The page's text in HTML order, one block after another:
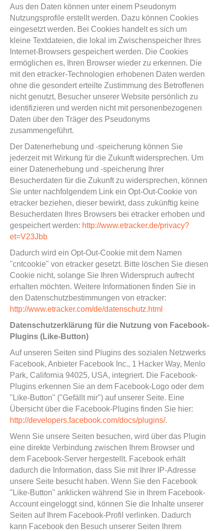
Aus den Daten können unter einem Pseudonym
Nutzungsprofile erstellt werden. Dazu können Cookies
eingesetzt werden. Bei Cookies handelt es sich um
kleine Textdateien, die lokal im Zwischenspeicher Ihres
Internet-Browsers gespeichert werden. Die Cookies
ermöglichen es, Ihren Browser wieder zu erkennen. Die
mit den etracker-Technologien erhobenen Daten werden
ohne die gesondert erteilte Zustimmung des Betroffenen
nicht genutzt, Besucher unserer Website persönlich zu
identifizieren und werden nicht mit personenbezogenen
Daten über den Träger des Pseudonyms
zusammengeführt.
Der Datenerhebung und -speicherung können Sie
jederzeit mit Wirkung für die Zukunft widersprechen. Um
einer Datenerhebung und -speicherung Ihrer
Besucherdaten für die Zukunft zu widersprechen, können
Sie unter nachfolgendem Link ein Opt-Out-Cookie von
etracker beziehen, dieser bewirkt, dass zukünftig keine
Besucherdaten Ihres Browsers bei etracker erhoben und
gespeichert werden: http://www.etracker.de/privacy?
et=V23Jbb
Dadurch wird ein Opt-Out-Cookie mit dem Namen
"cntcookie" von etracker gesetzt. Bitte löschen Sie diesen
Cookie nicht, solange Sie Ihren Widerspruch aufrecht
erhalten möchten. Weitere Informationen finden Sie in
den Datenschutzbestimmungen von etracker:
http://www.etracker.com/de/datenschutz.html
Datenschutzerklärung für die Nutzung von Facebook-
Plugins (Like-Button)
Auf unseren Seiten sind Plugins des sozialen Netzwerks
Facebook, Anbieter Facebook Inc., 1 Hacker Way, Menlo
Park, California 94025, USA, integriert. Die Facebook-
Plugins erkennen Sie an dem Facebook-Logo oder dem
"Like-Button" ("Gefällt mir") auf unserer Seite. Eine
Übersicht über die Facebook-Plugins finden Sie hier:
http://developers.facebook.com/docs/plugins/.
Wenn Sie unsere Seiten besuchen, wird über das Plugin
eine direkte Verbindung zwischen Ihrem Browser und
dem Facebook-Server hergestellt. Facebook erhält
dadurch die Information, dass Sie mit Ihrer IP-Adresse
unsere Seite besucht haben. Wenn Sie den Facebook
"Like-Button" anklicken während Sie in Ihrem Facebook-
Account eingeloggt sind, können Sie die Inhalte unserer
Seiten auf Ihrem Facebook-Profil verlinken. Dadurch
kann Facebook den Besuch unserer Seiten Ihrem